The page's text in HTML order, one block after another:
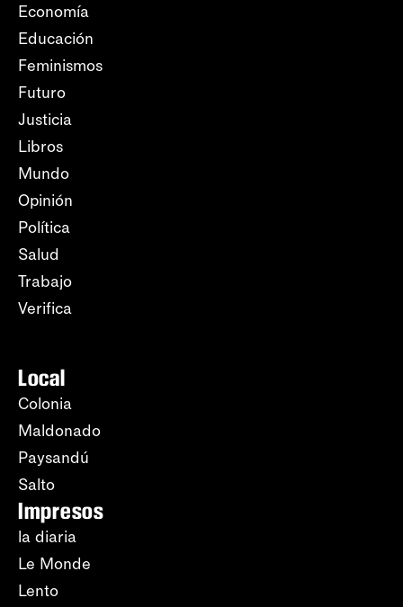
Economía
Educación
Feminismos
Futuro
Justicia
Libros
Mundo
Opinión
Política
Salud
Trabajo
Verifica
Local
Colonia
Maldonado
Paysandú
Salto
Impresos
la diaria
Le Monde
Lento